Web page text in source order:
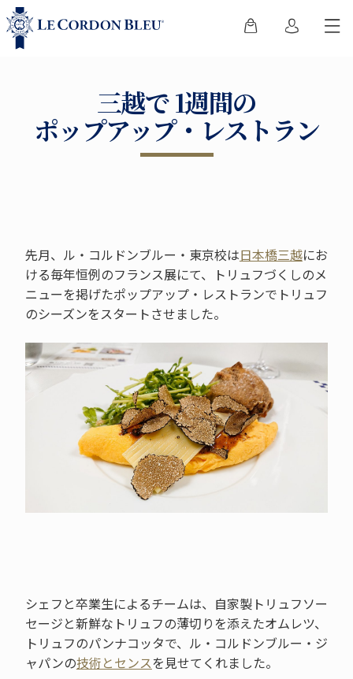
三越で 1週間の
ポップアップ・レストラン
先月、ル・コルドンブルー・東京校は日本橋三越にお
ける毎年恒例のフランス展にて、トリュフづくしのメ
ニューを掲げたポップアップ・レストランでトリュフ
のシーズンをスタートさせました。
シェフと卒業生によるチームは、自家製トリュフソー
セージと新鮮なトリュフの薄切りを添えたオムレツ、
トリュフのパンナコッタで、ル・コルドンブルー・ジ
ャパンの技術とセンスを見せてくれました。